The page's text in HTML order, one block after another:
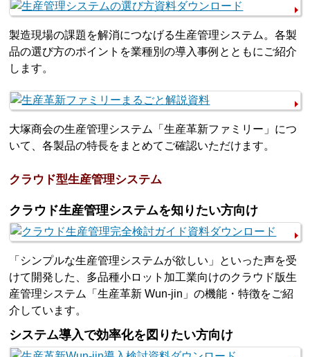
製造現場の課題を解消につなげる生産管理システム。各製
品の選び方のポイントを業種別の導入事例とともにご紹介
します。
大塚商会の生産管理システム「生産革新ファミリー」につ
いて、各製品の特長をまとめてご確認いただけます。
クラウド型生産管理システム
クラウド生産管理システムを知りたい方向け
「シンプルな生産管理システムが欲しい」といった声を受
けて開発した、多品種小ロット加工業向けのクラウド版生
産管理システム「生産革新 Wun-jin」の機能・特徴をご紹
介しています。
システム導入で効率化を図りたい方向け